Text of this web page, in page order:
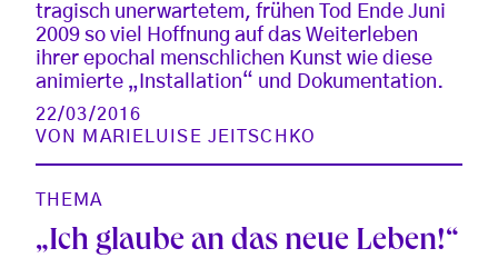
tragisch unerwartetem, frühen Tod Ende Juni
2009 so viel Hoffnung auf das Weiterleben
ihrer epochal menschlichen Kunst wie diese
animierte „Installation“ und Dokumentation.
22/03/2016
VON MARIELUISE JEITSCHKO
THEMA
„Ich glaube an das neue Leben!“